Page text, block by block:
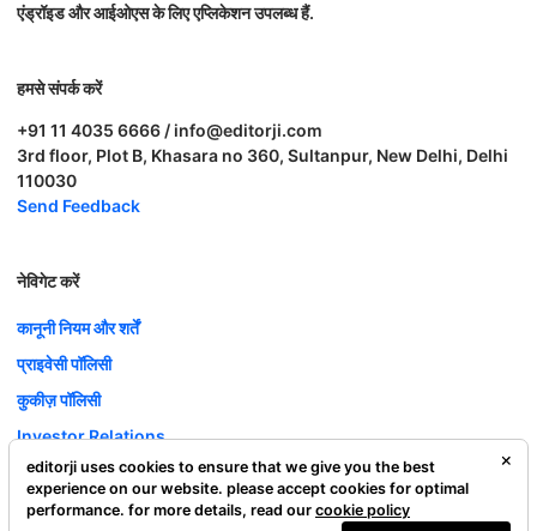
एंड्रॉइड और आईओएस के लिए एप्लिकेशन उपलब्ध हैं.
हमसे संपर्क करें
+91 11 4035 6666 / info@editorji.com
3rd floor, Plot B, Khasara no 360, Sultanpur, New Delhi, Delhi
110030
Send Feedback
नेविगेट करें
कानूनी नियम और शर्तें
प्राइवेसी पॉलिसी
कुकीज़ पॉलिसी
Investor Relations
करियर
Complaint Redressal
editorji uses cookies to ensure that we give you the best
experience on our website. please accept cookies for optimal
performance. for more details, read our cookie policy